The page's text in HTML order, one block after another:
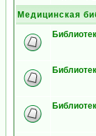
Медицинская